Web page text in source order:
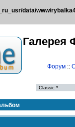
data/www/
Галерея
Форум::